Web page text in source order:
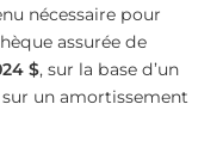
nécessaire pour
assurée de
$, sur la base d’un
sur un amortissement